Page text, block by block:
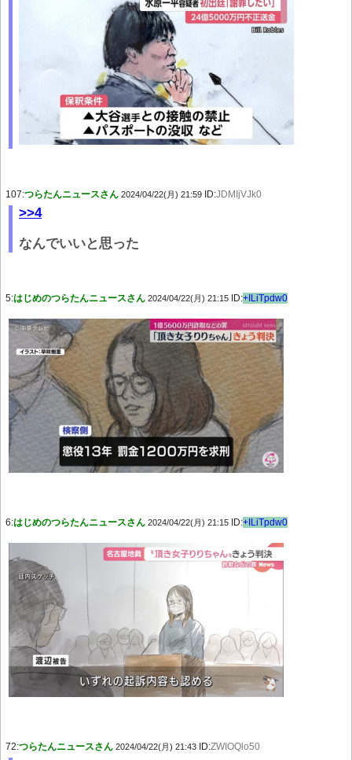
107:つらたんニュースさん 2024/04/22(月) 21:59 ID:JDMIjVJk0
>>4
なんでいいと思った
5:はじめのつらたんニュースさん 2024/04/22(月) 21:15 ID:+ILiTpdw0
6:はじめのつらたんニュースさん 2024/04/22(月) 21:15 ID:+ILiTpdw0
72:つらたんニュースさん 2024/04/22(月) 21:43 ID:ZWIOQlo50